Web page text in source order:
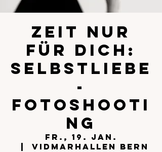
Zeit nur
für dich:
Selbstliebe
-
Fotoshooti
ng
Fr., 19. Jan.
VIDMARhallen Bern